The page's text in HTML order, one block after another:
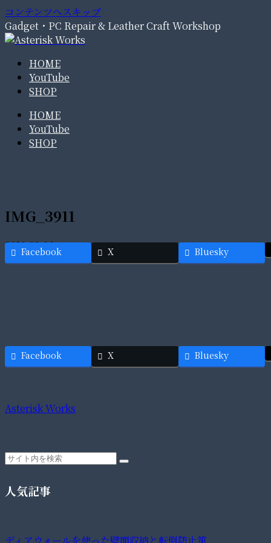
コンテンツへスキップ
Gadget・PC Repair & Leather Craft Workshop
HOME
YouTube
SHOP
HOME
YouTube
SHOP
IMG_3911
2019.08.06
Facebook X Bluesky
Facebook X Bluesky
Asterisk Works
人気記事